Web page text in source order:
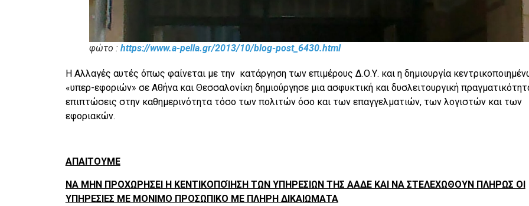
φώτο : https://www.a-pella.gr/2013/10/blog-post_6430.html
Η Αλλαγές αυτές όπως φαίνεται με την κατάργηση των επιμέρους Δ.Ο.Υ. και η δημιουργία
«υπερ-εφοριών» σε Αθήνα και Θεσσαλονίκη δημιούργησε μια ασφυκτική και δυσλειτουργική
επιπτώσεις στην καθημερινότητα τόσο των πολιτών όσο και των επαγγελματιών, των λογιστών και των
εφοριακών.
ΑΠΑΙΤΟΥΜΕ
ΝΑ ΜΗΝ ΠΡΟΧΩΡΗΣΕΙ Η ΚΕΝΤΙΚΟΠΟΊΗΣΗ ΤΩΝ ΥΠΗΡΕΣΙΩΝ ΤΗΣ ΑΑΔΕ ΚΑΙ ΝΑ ΣΤΕΛΕΧΩΘΟΥΝ ΠΛΗΡΩΣ ΟΙ
ΥΠΗΡΕΣΙΕΣ ΜΕ ΜΟΝΙΜΟ ΠΡΟΣΩΠΙΚΟ ΜΕ ΠΛΗΡΗ ΔΙΚΑΙΩΜΑΤΑ